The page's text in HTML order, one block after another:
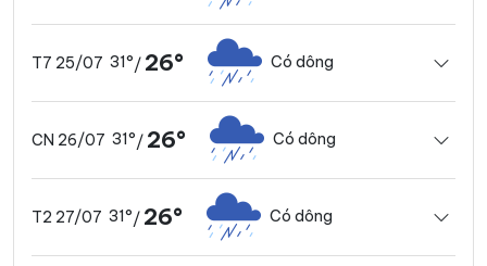
T7 25/07 31°/ 26° Có dông
CN 26/07 31°/ 26° Có dông
T2 27/07 31°/ 26° Có dông